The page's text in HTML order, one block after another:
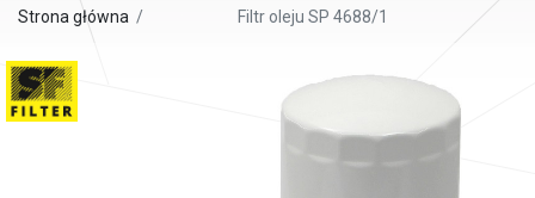
Strona główna / Filtr oleju SP 4688/1